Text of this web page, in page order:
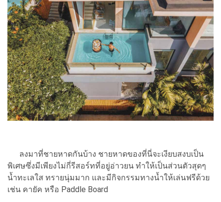
ลงมาที่ชายหาดกันบ้าง ชายหาดของที่นี่จะเงียบสงบเป็น
พิเศษซึ่งมีเพียงไม่กี่รีสอร์ทที่อยู่อ่าวยน ทำให้เป็นส่วนตัวสุดๆ
น้ำทะเลใส ทรายนุ่มมาก และมีกิจกรรมทางน้ำให้เล่นฟรีด้วย
เช่น คายัค หรือ Paddle Board